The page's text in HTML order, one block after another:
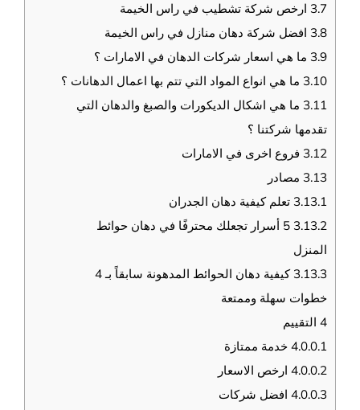
3.7 ارخص شركة تشطيب في راس الخيمة
3.8 افضل شركة دهان منازل في راس الخيمة
3.9 ما هي اسعار شركات الدهان في الامارات ؟
3.10 ما هي انواع المواد التي تتم بها اعمال الدهانات ؟
3.11 ما هي اشكال الديكورات والصبغ والدهان التي
تقدمها شركتنا ؟
3.12 فروع اخرى في الامارات
3.13 مصادر
3.13.1 تعلم كيفية دهان الجدران
3.13.2
5 أسرار تجعلك محترفًا في دهان حوائط
المنزل
3.13.3
كيفية دهان الحوائط المدهونة سابقاً بـ 4
خطوات سهلة وممتعة
4 التقييم
4.0.0.1 خدمة ممتازة
4.0.0.2 ارخص الاسعار
4.0.0.3 افضل شركات